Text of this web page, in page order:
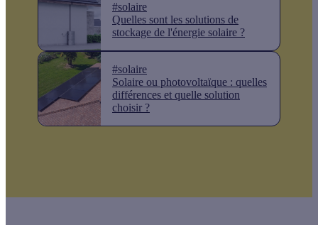
#solaire
Quelles sont les solutions de
stockage de l'énergie solaire ?
#solaire
Solaire ou photovoltaïque : quelles
différences et quelle solution
choisir ?